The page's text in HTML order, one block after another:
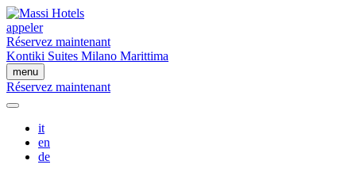
appeler
Réservez maintenant
Kontiki Suites Milano Marittima
menu
Réservez maintenant
it
en
de